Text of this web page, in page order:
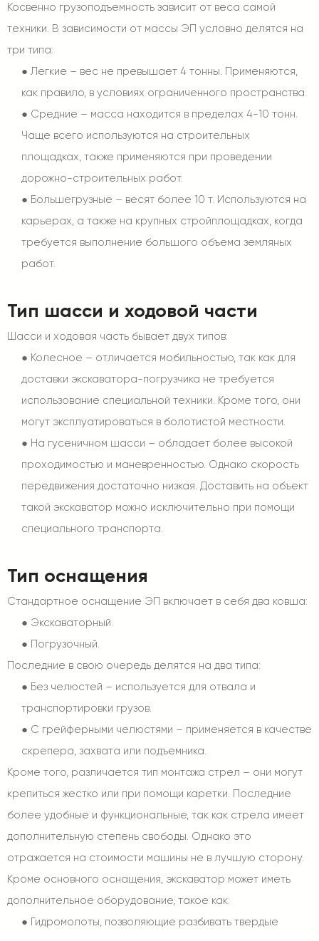
Косвенно грузоподъемность зависит от веса самой
техники. В зависимости от массы ЭП условно делятся на
три типа:
● Легкие – вес не превышает 4 тонны. Применяются,
как правило, в условиях ограниченного пространства.
● Средние – масса находится в пределах 4-10 тонн.
Чаще всего используются на строительных
площадках, также применяются при проведении
дорожно-строительных работ.
● Большегрузные – весят более 10 т. Используются на
карьерах, а также на крупных стройплощадках, когда
требуется выполнение большого объема земляных
работ.
Тип шасси и ходовой части
Шасси и ходовая часть бывает двух типов:
● Колесное – отличается мобильностью, так как для
доставки экскаватора-погрузчика не требуется
использование специальной техники. Кроме того, они
могут эксплуатироваться в болотистой местности.
● На гусеничном шасси – обладает более высокой
проходимостью и маневренностью. Однако скорость
передвижения достаточно низкая. Доставить на объект
такой экскаватор можно исключительно при помощи
специального транспорта.
Тип оснащения
Стандартное оснащение ЭП включает в себя два ковша:
● Экскаваторный.
● Погрузочный.
Последние в свою очередь делятся на два типа:
● Без челюстей – используется для отвала и
транспортировки грузов.
● С грейферными челюстями – применяется в качестве
скрепера, захвата или подъемника.
Кроме того, различается тип монтажа стрел – они могут
крепиться жестко или при помощи каретки. Последние
более удобные и функциональные, так как стрела имеет
дополнительную степень свободы. Однако это
отражается на стоимости машины не в лучшую сторону.
Кроме основного оснащения, экскаватор может иметь
дополнительное оборудование, такое как:
● Гидромолоты, позволяющие разбивать твердые